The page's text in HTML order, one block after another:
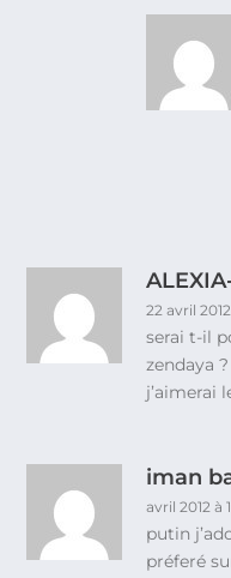
22 avril
serai t-il
zendaya
j’aimerai
iman
avril 2012 à
putin
préferé